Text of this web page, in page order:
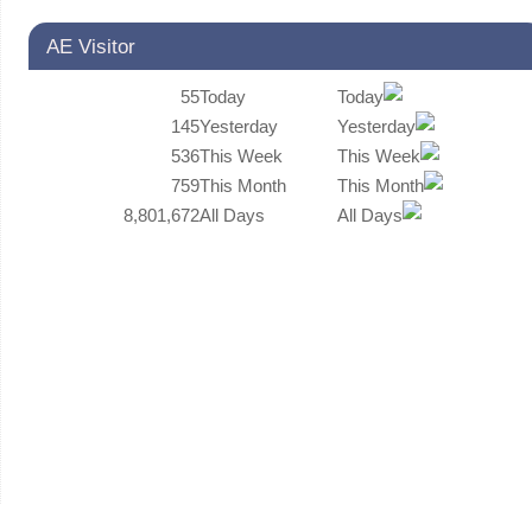
AE Visitor
Today
55
Yesterday
145
This Week
536
This Month
759
All Days
8,801,672